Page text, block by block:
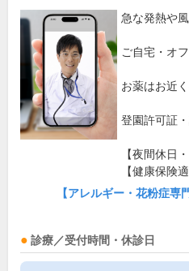
急な発熱や
ご自宅・オ
お薬はお近
登園許可証
【夜間休日
【健康保険適
【アレルギー・花粉症専
診療／受付時間・休診日